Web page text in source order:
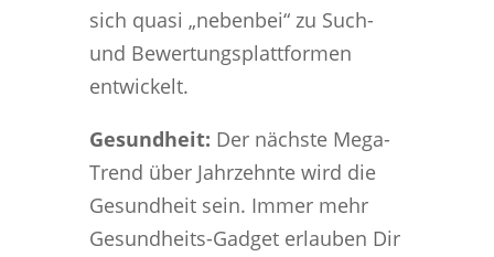
sich quasi „nebenbei“ zu Such-
und Bewertungsplattformen
entwickelt.
Gesundheit: Der nächste Mega-
Trend über Jahrzehnte wird die
Gesundheit sein. Immer mehr
Gesundheits-Gadget erlauben Dir